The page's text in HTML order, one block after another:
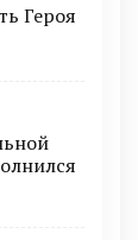
Героя